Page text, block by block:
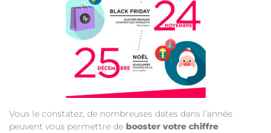
Vous le constatez, de nombreuses dates dans l’année
peuvent vous permettre de booster votre chiffre